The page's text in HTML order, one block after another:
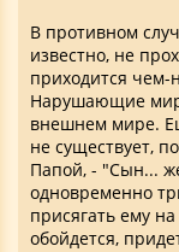
В противном
известно, не
приходится чем-
Нарушающие
внешнем мире.
не существует,
Папой, - "Сын...
одновременно
присягать ему
обойдется,